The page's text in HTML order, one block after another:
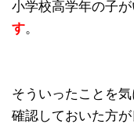
小学校高学年の子が
す。
そういったことを
確認しておいた方が